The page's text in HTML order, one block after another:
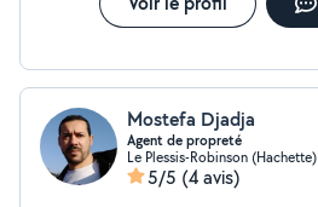
Mostefa Djadja
Agent de propreté
Le Plessis-Robinson (Hachette)
5/5 (4 avis)